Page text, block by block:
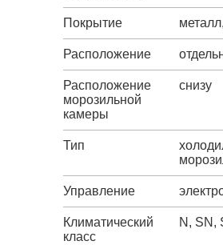
Покрытие
Расположение
Расположение
морозильной
камеры
снизу
Тип
Управление
Климатический
класс
N, SN,